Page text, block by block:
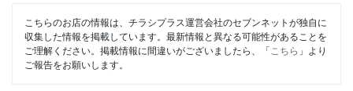
こちらのお店の情報は、チラシプラス運営会社のセブンネットが独自に
収集した情報を掲載しています。最新情報と異なる可能性があることを
ご理解ください。掲載情報に間違いがございましたら、「 こちら 」より
ご報告をお願いします。